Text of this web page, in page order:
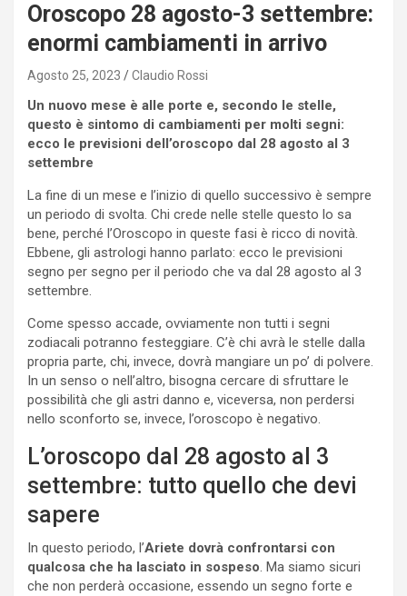
Oroscopo 28 agosto-3 settembre:
enormi cambiamenti in arrivo
Agosto 25, 2023 Claudio Rossi
Un nuovo mese è alle porte e, secondo le stelle,
questo è sintomo di cambiamenti per molti segni:
ecco le previsioni dell’oroscopo dal 28 agosto al 3
settembre
La fine di un mese e l’inizio di quello successivo è sempre
un periodo di svolta. Chi crede nelle stelle questo lo sa
bene, perché l’Oroscopo in queste fasi è ricco di novità.
Ebbene, gli astrologi hanno parlato: ecco le previsioni
segno per segno per il periodo che va dal 28 agosto al 3
settembre.
Come spesso accade, ovviamente non tutti i segni
zodiacali potranno festeggiare. C’è chi avrà le stelle dalla
propria parte, chi, invece, dovrà mangiare un po’ di polvere.
In un senso o nell’altro, bisogna cercare di sfruttare le
possibilità che gli astri danno e, viceversa, non perdersi
nello sconforto se, invece, l’oroscopo è negativo.
L’oroscopo dal 28 agosto al 3
settembre: tutto quello che devi
sapere
In questo periodo, l’Ariete dovrà confrontarsi con
qualcosa che ha lasciato in sospeso. Ma siamo sicuri
che non perderà occasione, essendo un segno forte e